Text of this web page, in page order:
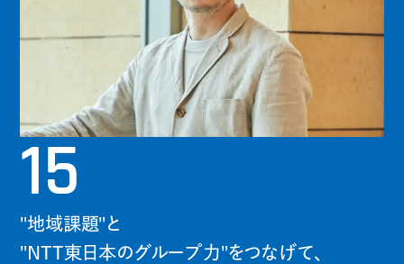
15
"地域課題"と
"NTT東日本のグループ力"をつなげて、